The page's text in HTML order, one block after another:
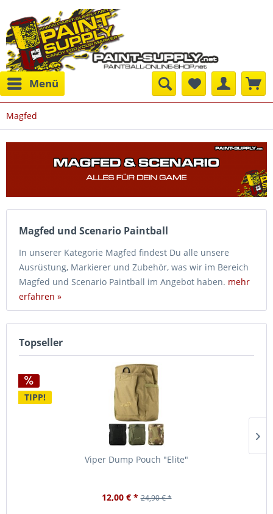
Menü
Magfed
Magfed und Scenario Paintball
In unserer Kategorie Magfed findest Du alle unsere
Ausrüstung, Markierer und Zubehör, was wir im Bereich
Magfed und Scenario Paintball im Angebot haben. mehr
erfahren »
Topseller
TIPP!
Viper Dump Pouch "Elite"
12,00 € * 24,90 € *